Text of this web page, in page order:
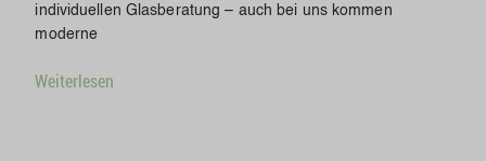
individuellen Glasberatung – auch bei uns kommen
moderne
Weiterlesen